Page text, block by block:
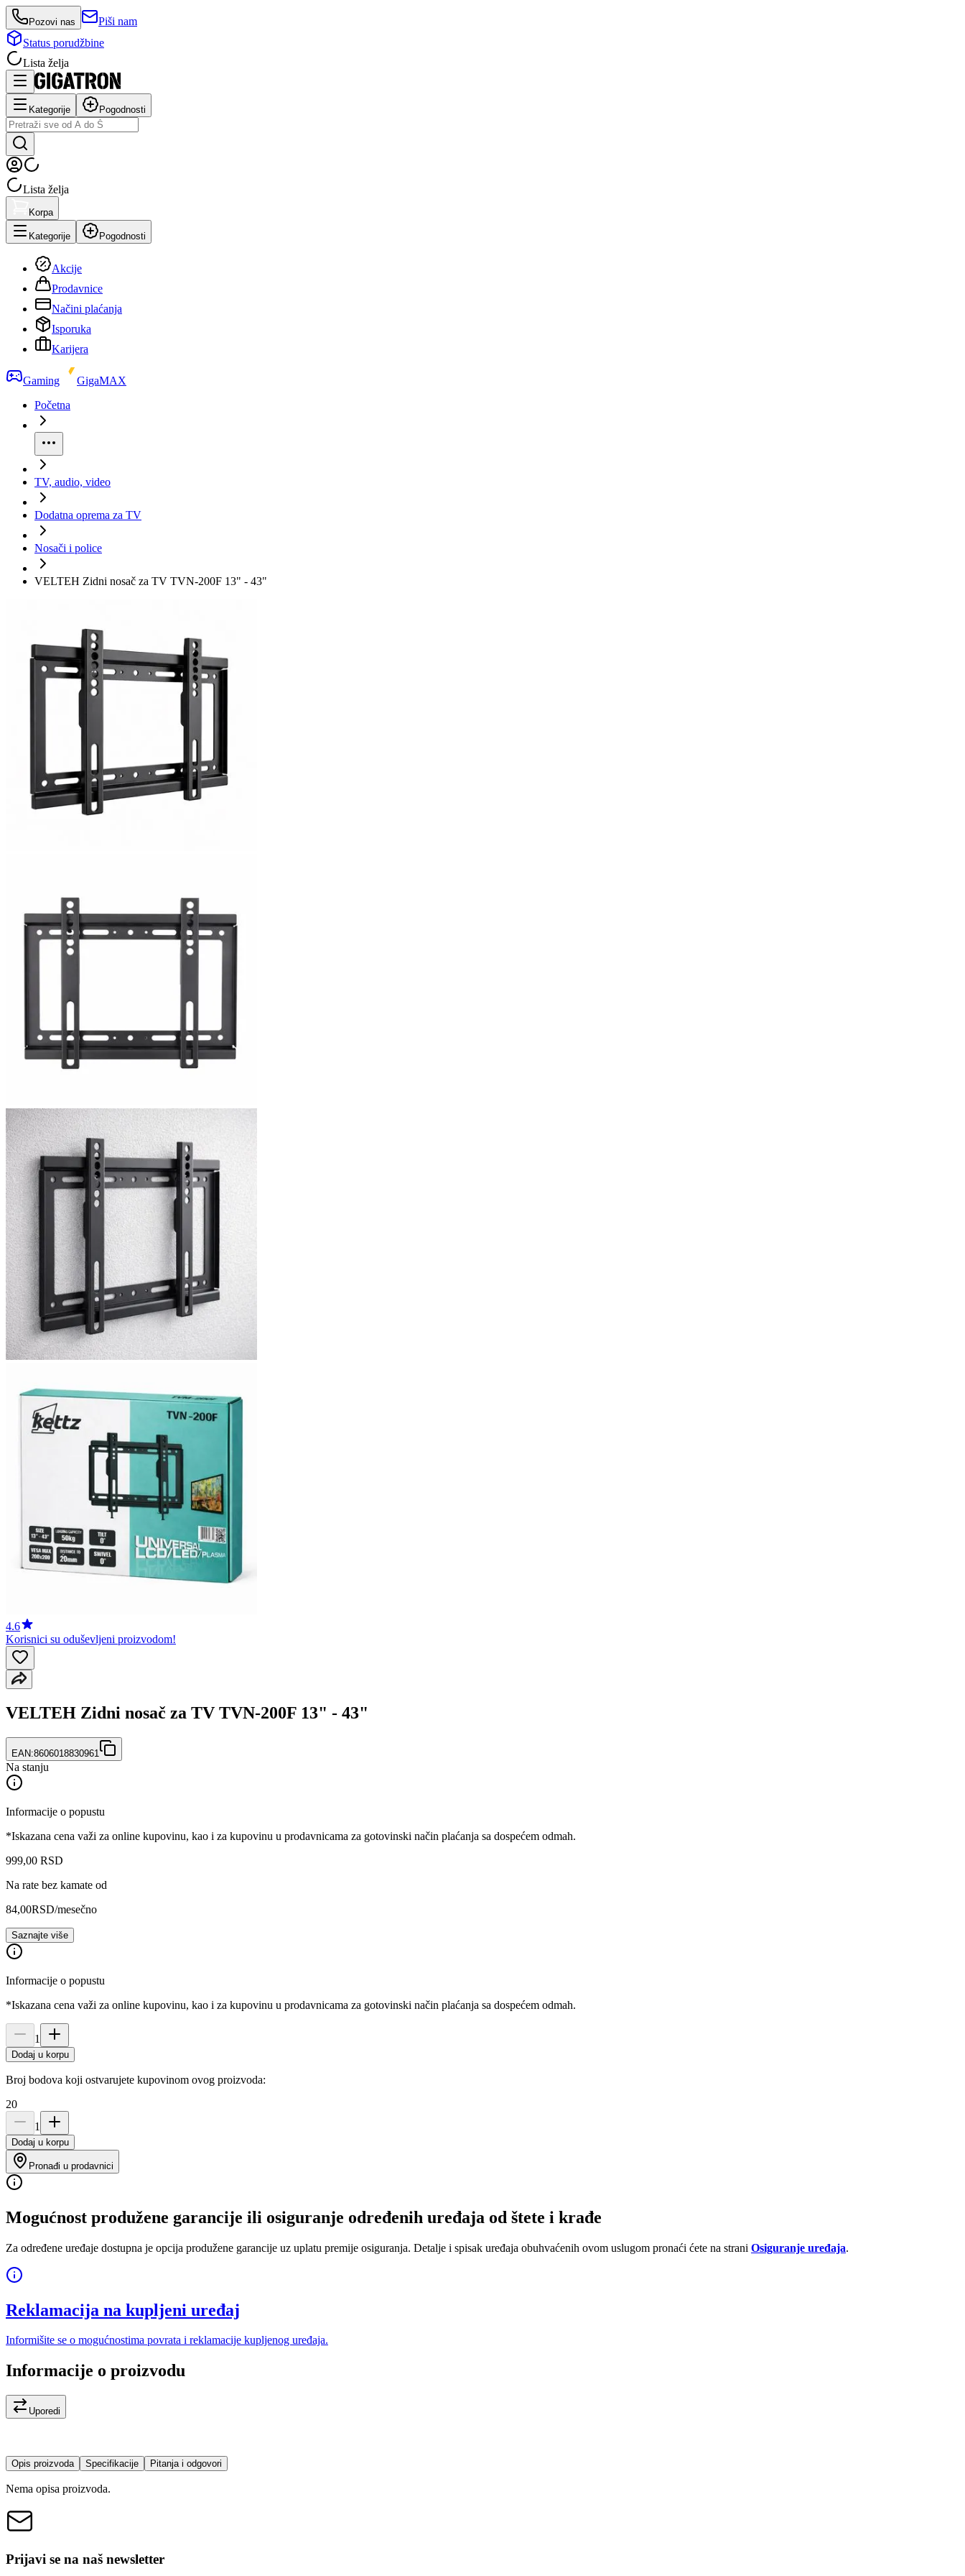
Pozovi nas
Piši nam
Status porudžbine
Lista želja
Kategorije Pogodnosti
Lista želja
Korpa
Kategorije Pogodnosti
Akcije
Prodavnice
Načini plaćanja
Isporuka
Karijera
Gaming
GigaMAX
Početna
TV, audio, video
Dodatna oprema za TV
Nosači i police
VELTEH Zidni nosač za TV TVN-200F 13" - 43"
4.6
Korisnici su oduševljeni proizvodom!
VELTEH Zidni nosač za TV TVN-200F 13" - 43"
EAN:8606018830961
Na stanju
Informacije o popustu
*Iskazana cena važi za online kupovinu, kao i za kupovinu u prodavnicama za gotovinski način plaćanja sa dospećem odmah.
999,00 RSD
Na rate bez kamate od
84,00RSD/mesečno
Saznajte više
Informacije o popustu
*Iskazana cena važi za online kupovinu, kao i za kupovinu u prodavnicama za gotovinski način plaćanja sa dospećem odmah.
1
Dodaj u korpu
Broj bodova koji ostvarujete kupovinom ovog proizvoda:
20
1
Dodaj u korpu
Pronađi u prodavnici
Mogućnost produžene garancije ili osiguranje određenih uređaja od štete i krađe
Za određene uređaje dostupna je opcija produžene garancije uz uplatu premije osiguranja. Detalje i spisak uređaja obuhvaćenih ovom uslugom pronaći ćete na strani Osiguranje uređaja.
Reklamacija na kupljeni uređaj
Informišite se o mogućnostima povrata i reklamacije kupljenog uređaja.
Informacije o proizvodu
Uporedi
Opis proizvoda Specifikacije Pitanja i odgovori
Nema opisa proizvoda.
Prijavi se na naš newsletter